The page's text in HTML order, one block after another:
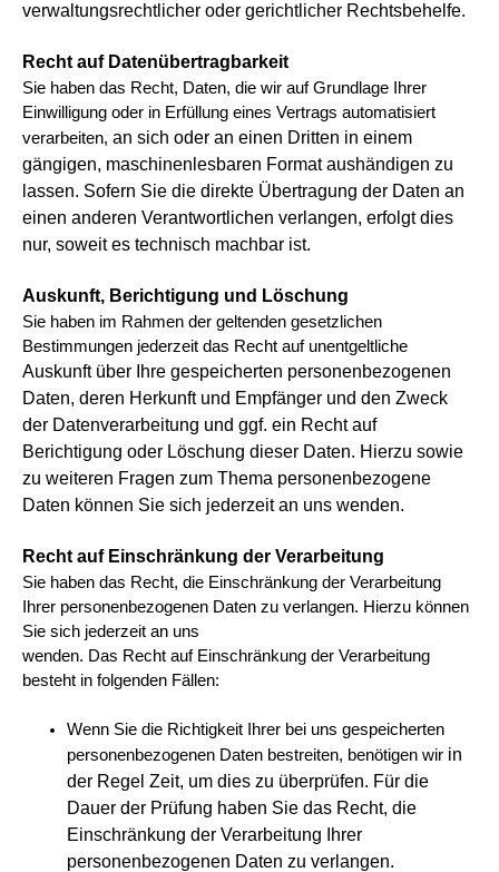
verwaltungsrechtlicher oder gerichtlicher Rechtsbehelfe.
Recht auf Datenübertragbarkeit
Sie haben das Recht, Daten, die wir auf Grundlage Ihrer
Einwilligung oder in Erfüllung eines Vertrags automatisiert
verarbeiten, an sich oder an einen Dritten in einem
gängigen, maschinenlesbaren Format aushändigen zu
lassen. Sofern Sie die direkte Übertragung der Daten an
einen anderen Verantwortlichen verlangen, erfolgt dies
nur, soweit es technisch machbar ist.
Auskunft, Berichtigung und Löschung
Sie haben im Rahmen der geltenden gesetzlichen
Bestimmungen jederzeit das Recht auf unentgeltliche
Auskunft über Ihre gespeicherten personenbezogenen
Daten, deren Herkunft und Empfänger und den Zweck
der Datenverarbeitung und ggf. ein Recht auf
Berichtigung oder Löschung dieser Daten. Hierzu sowie
zu weiteren Fragen zum Thema personenbezogene
Daten können Sie sich jederzeit an uns wenden.
Recht auf Einschränkung der Verarbeitung
Sie haben das Recht, die Einschränkung der Verarbeitung
Ihrer personenbezogenen Daten zu verlangen. Hierzu können
Sie sich jederzeit an uns
wenden. Das Recht auf Einschränkung der Verarbeitung
besteht in folgenden Fällen:
Wenn Sie die Richtigkeit Ihrer bei uns gespeicherten
personenbezogenen Daten bestreiten, benötigen wir in
der Regel Zeit, um dies zu überprüfen. Für die
Dauer der Prüfung haben Sie das Recht, die
Einschränkung der Verarbeitung Ihrer
personenbezogenen Daten zu verlangen.